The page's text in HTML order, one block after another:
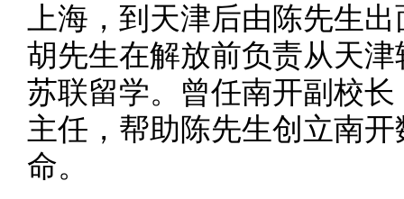
上海，到天津后由陈先生
胡先生在解放前负责从天
苏联留学。曾任南开副校
主任，帮助陈先生创立南
命。